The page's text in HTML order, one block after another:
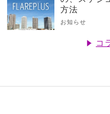
方法
お知らせ
コ